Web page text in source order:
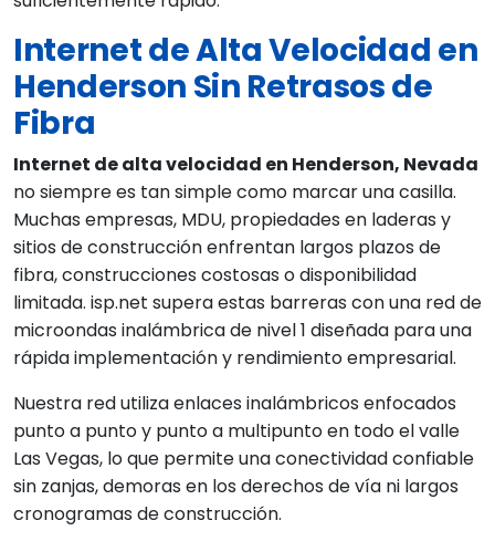
Internet de Alta Velocidad en
Henderson Sin Retrasos de
Fibra
Internet de alta velocidad en Henderson, Nevada
no siempre es tan simple como marcar una casilla.
Muchas empresas, MDU, propiedades en laderas y
sitios de construcción enfrentan largos plazos de
fibra, construcciones costosas o disponibilidad
limitada. isp.net supera estas barreras con una red de
microondas inalámbrica de nivel 1 diseñada para una
rápida implementación y rendimiento empresarial.
Nuestra red utiliza enlaces inalámbricos enfocados
punto a punto y punto a multipunto en todo el valle
Las Vegas, lo que permite una conectividad confiable
sin zanjas, demoras en los derechos de vía ni largos
cronogramas de construcción.